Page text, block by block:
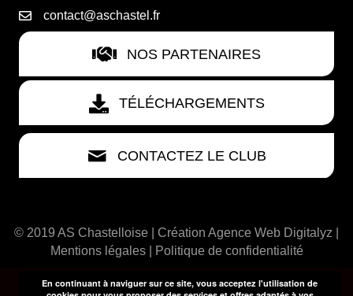
contact@aschastel.fr
NOS PARTENAIRES
TÉLÉCHARGEMENTS
CONTACTEZ LE CLUB
© 2019 AS Chastelloise | Création Agence Web Digitalyz
Mentions légales| Politique de confidentialité
En continuant à naviguer sur ce site, vous acceptez l'utilisation de